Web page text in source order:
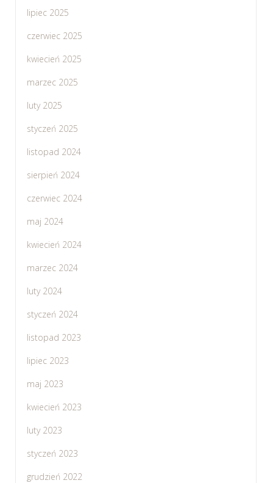
lipiec 2025
czerwiec 2025
kwiecień 2025
marzec 2025
luty 2025
styczeń 2025
listopad 2024
sierpień 2024
czerwiec 2024
maj 2024
kwiecień 2024
marzec 2024
luty 2024
styczeń 2024
listopad 2023
lipiec 2023
maj 2023
kwiecień 2023
luty 2023
styczeń 2023
grudzień 2022